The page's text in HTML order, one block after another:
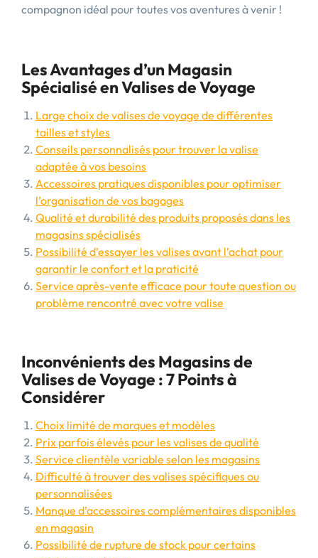
compagnon idéal pour toutes vos aventures à venir !
Les Avantages d’un Magasin
Spécialisé en Valises de Voyage
Large choix de valises de voyage de différentes
tailles et styles
Conseils personnalisés pour trouver la valise
adaptée à vos besoins
Accessoires pratiques disponibles pour optimiser
l’organisation de vos bagages
Qualité et durabilité des produits proposés dans les
magasins spécialisés
Possibilité d’essayer les valises avant l’achat pour
garantir le confort et la praticité
Service après-vente efficace pour toute question ou
problème rencontré avec votre valise
Inconvénients des Magasins de
Valises de Voyage : 7 Points à
Considérer
Choix limité de marques et modèles
Prix parfois élevés pour les valises de qualité
Service clientèle variable selon les magasins
Difficulté à trouver des valises spécifiques ou
personnalisées
Manque d’accessoires complémentaires disponibles
en magasin
Possibilité de rupture de stock pour certains